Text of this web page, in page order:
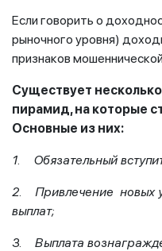
Если говорить о
рыночного уровня)
признаков
Существует
пирамид, на которые
Основные из них:
1. Обязательный
2. Привлечение новых
выплат;
3. Выплата